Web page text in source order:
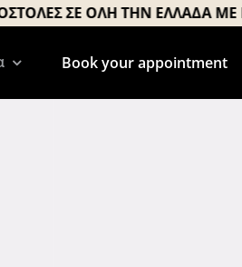
ΟΛΗ ΤΗΝ ΕΛΛΑΔΑ ΜΕ
Book your appointment